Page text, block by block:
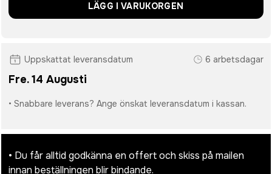
LÄGG I VARUKORGEN
Uppskattat leveransdatum 6 arbetsdagar
Fre. 14 Augusti
• Snabbare leverans? Ange önskat leveransdatum i kassan.
• Du får alltid godkänna en offert och skiss på mailen
innan beställningen blir bindande.